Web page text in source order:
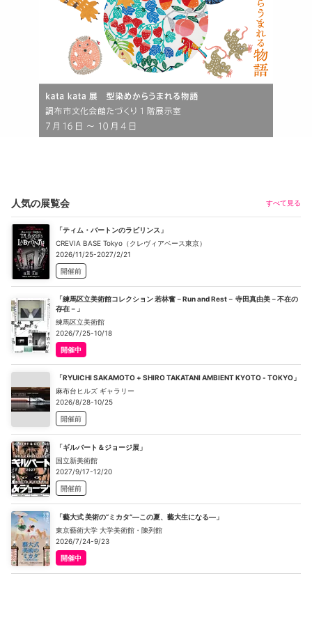
人気の展覧会 すべて見る
「ティム・バートンのラビリンス」
CREVIA BASE Tokyo（クレヴィアベース東京）
2026/11/25-2027/2/21
開催前
「練馬区立美術館コレクション 若林奮－Run and Rest－ 寺田真由美－不在の
存在－」
練馬区立美術館
2026/7/25-10/18
開催中
「RYUICHI SAKAMOTO + SHIRO TAKATANI AMBIENT KYOTO - TOKYO」
麻布台ヒルズ ギャラリー
2026/8/28-10/25
開催前
「ギルバート＆ジョージ展」
国立新美術館
2027/9/17-12/20
開催前
「藝大式 美術の“ミカタ”―この夏、藝大生になる―」
東京藝術大学 大学美術館・陳列館
2026/7/24-9/23
開催中